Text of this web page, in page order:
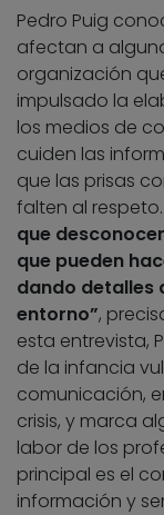
Pedro Puig
afectan a
organización
impulsado la
los medios de
cuiden las
que las prisas
falten al respeto.
que
que pueden
dando detalles
entorno”,
esta entrevista,
de la infancia
comunicación,
crisis, y marca
labor de los
principal es el
información y